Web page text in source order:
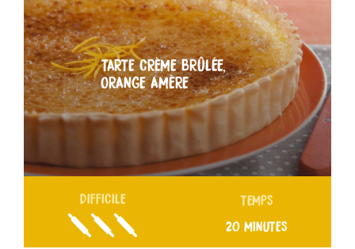
TARTE CRÈME BRÛLÉE,
ORANGE AMÈRE
DIFFICILE TEMPS
20 MINUTES